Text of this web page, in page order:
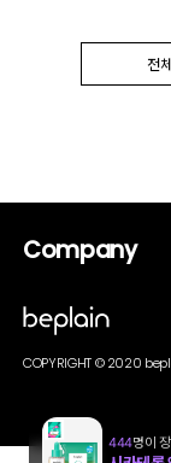
전
Company
COPYRIGHT © 2020